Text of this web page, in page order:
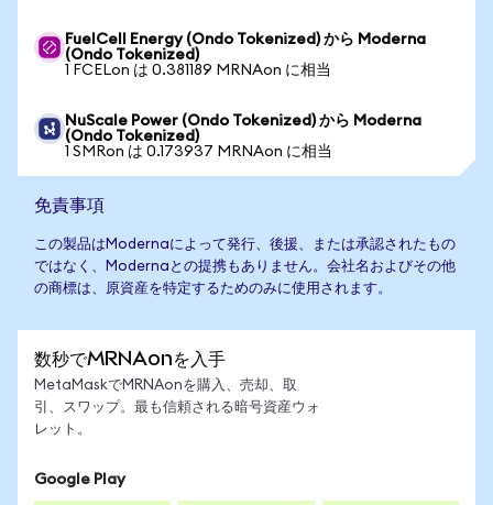
FuelCell Energy (Ondo Tokenized) から Moderna
(Ondo Tokenized)
1 FCELon は 0.381189 MRNAon に相当
NuScale Power (Ondo Tokenized) から Moderna
(Ondo Tokenized)
1 SMRon は 0.173937 MRNAon に相当
免責事項
この製品はModernaによって発行、後援、または承認されたもの
ではなく、Modernaとの提携もありません。会社名およびその他
の商標は、原資産を特定するためのみに使用されます。
数秒でMRNAonを入手
MetaMaskでMRNAonを購入、売却、取
引、スワップ。最も信頼される暗号資産ウォ
レット。
Google Play